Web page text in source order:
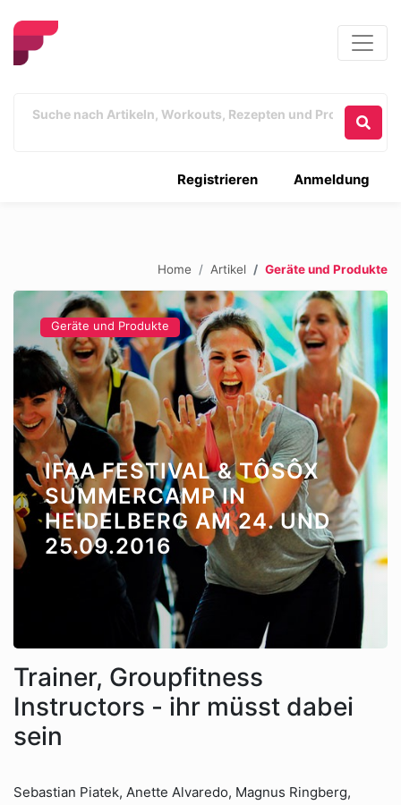
Anmeldung
Registrieren
Home Artikel Geräte und Produkte
Geräte und Produkte
IFAA FESTIVAL & TÔSÔX
SUMMERCAMP IN
HEIDELBERG AM 24. UND
25.09.2016
Trainer, Groupfitness
Instructors - ihr müsst dabei
sein
Sebastian Piatek, Anette Alvaredo, Magnus Ringberg,